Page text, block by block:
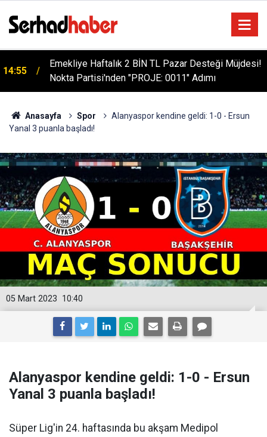
14:55
Emekliye Haftalık 2 BİN TL Pazar Desteği Müjdesi!
Nokta Partisi'nden "PROJE: 0011" Adımı
Anasayfa Spor
Alanyaspor kendine geldi: 1-0 - Ersun
Yanal 3 puanla başladı!
10:40
05 Mart 2023
Alanyaspor kendine geldi: 1-0 - Ersun
Yanal 3 puanla başladı!
Süper Lig'in 24. haftasında bu akşam Medipol